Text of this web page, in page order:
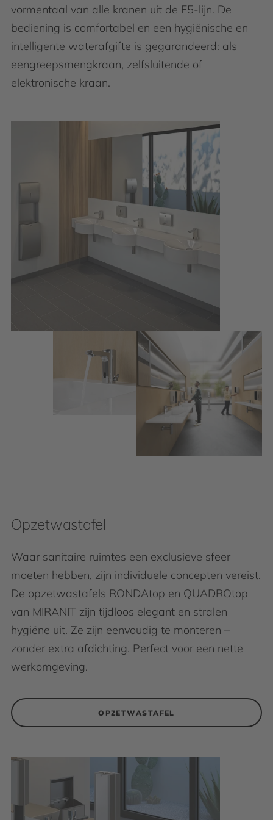
vormentaal van alle kranen uit de F5-lijn. De
bediening is comfortabel en een hygiënische en
intelligente waterafgifte is gegarandeerd: als
eengreepsmengkraan, zelfsluitende of
elektronische kraan.
Opzetwastafel
Waar sanitaire ruimtes een exclusieve sfeer
moeten hebben, zijn individuele concepten vereist.
De opzetwastafels RONDAtop en QUADROtop
van MIRANIT zijn tijdloos elegant en stralen
hygiëne uit. Ze zijn eenvoudig te monteren –
zonder extra afdichting. Perfect voor een nette
werkomgeving.
OPZETWASTAFEL